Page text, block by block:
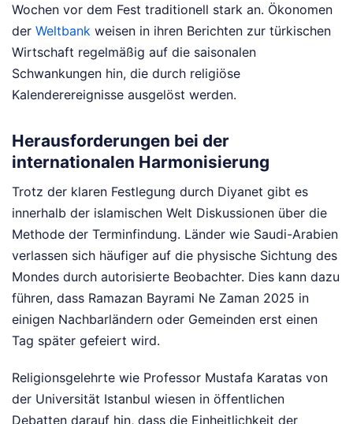
Wochen vor dem Fest traditionell stark an. Ökonomen
der Weltbank weisen in ihren Berichten zur türkischen
Wirtschaft regelmäßig auf die saisonalen
Schwankungen hin, die durch religiöse
Kalenderereignisse ausgelöst werden.
Herausforderungen bei der
internationalen Harmonisierung
Trotz der klaren Festlegung durch Diyanet gibt es
innerhalb der islamischen Welt Diskussionen über die
Methode der Terminfindung. Länder wie Saudi-Arabien
verlassen sich häufiger auf die physische Sichtung des
Mondes durch autorisierte Beobachter. Dies kann dazu
führen, dass Ramazan Bayrami Ne Zaman 2025 in
einigen Nachbarländern oder Gemeinden erst einen
Tag später gefeiert wird.
Religionsgelehrte wie Professor Mustafa Karatas von
der Universität Istanbul wiesen in öffentlichen
Debatten darauf hin, dass die Einheitlichkeit der